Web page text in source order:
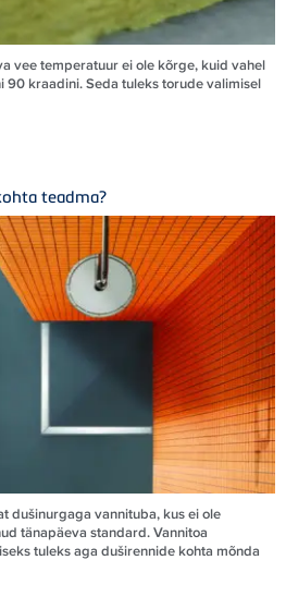
vee temperatuur ei ole kõrge, kuid vahel
90 kraadini. Seda tuleks torude valimisel
teadma?
dušinurgaga vannituba, kus ei ole
tänapäeva standard. Vannitoa
tuleks aga duširennide kohta mõnda